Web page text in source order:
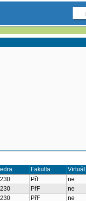
Fakulta
PřF ne
PřF ne
PřF ne